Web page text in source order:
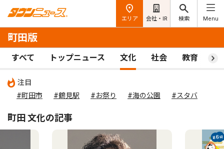
エリア 会社・IR 検索 Menu
町田版
すべて トップニュース 文化 社会 教育 ス
注目
#町田市
#鶴見駅 #お祭り #海の公園 #スタバ
町田 文化の記事